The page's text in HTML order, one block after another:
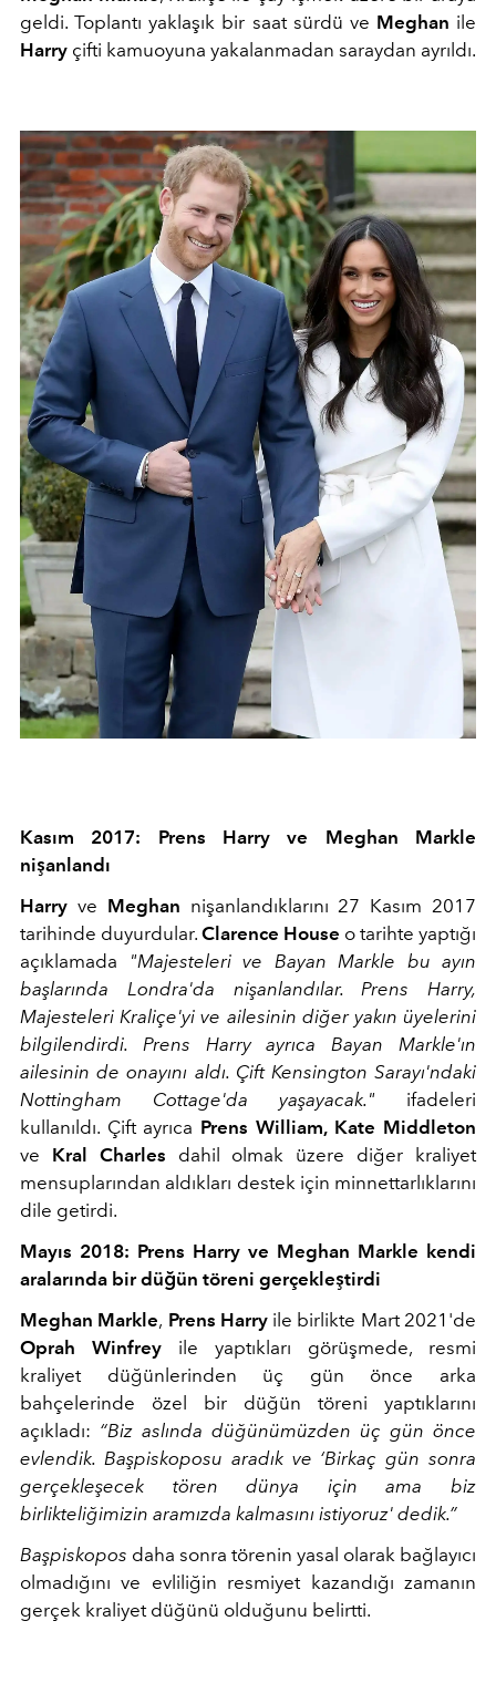
geldi. Toplantı yaklaşık bir saat sürdü ve Meghan ile
Harry çifti kamuoyuna yakalanmadan saraydan ayrıldı.
Kasım 2017: Prens Harry ve Meghan Markle
nişanlandı
Harry ve Meghan nişanlandıklarını 27 Kasım 2017
tarihinde duyurdular. Clarence House o tarihte yaptığı
açıklamada
"Majesteleri ve Bayan Markle bu ayın
başlarında Londra'da nişanlandılar. Prens Harry,
Majesteleri Kraliçe'yi ve ailesinin diğer yakın üyelerini
bilgilendirdi. Prens Harry ayrıca Bayan Markle'ın
ailesinin de onayını aldı. Çift Kensington Sarayı'ndaki
Nottingham Cottage'da yaşayacak." ifadeleri
kullanıldı. Çift ayrıca Prens William, Kate Middleton
ve Kral Charles dahil olmak üzere diğer kraliyet
mensuplarından aldıkları destek için minnettarlıklarını
dile getirdi.
Mayıs 2018: Prens Harry ve Meghan Markle kendi
aralarında bir düğün töreni gerçekleştirdi
Meghan Markle, Prens Harryile birlikte Mart 2021'de
Oprah Winfrey ile yaptıkları görüşmede, resmi
kraliyet düğünlerinden üç gün önce arka
bahçelerinde özel bir düğün töreni yaptıklarını
açıkladı: “Biz aslında düğünümüzden üç gün önce
evlendik. Başpiskoposu aradık ve ‘Birkaç gün sonra
gerçekleşecek tören dünya için ama biz
birlikteliğimizin aramızda kalmasını istiyoruz' dedik.”
Başpiskopos daha sonra törenin yasal olarak bağlayıcı
olmadığını ve evliliğin resmiyet kazandığı zamanın
gerçek kraliyet düğünü olduğunu belirtti.